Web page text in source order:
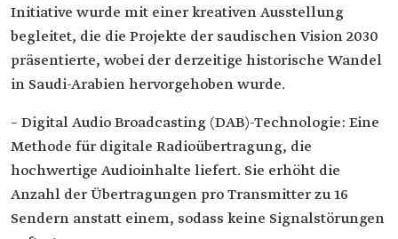
Initiative wurde mit einer kreativen Ausstellung
begleitet, die die Projekte der saudischen Vision 2030
präsentierte, wobei der derzeitige historische Wandel
in Saudi-Arabien hervorgehoben wurde.
– Digital Audio Broadcasting (DAB)-Technologie: Eine
Methode für digitale Radioübertragung, die
hochwertige Audioinhalte liefert. Sie erhöht die
Anzahl der Übertragungen pro Transmitter zu 16
Sendern anstatt einem, sodass keine Signalstörungen